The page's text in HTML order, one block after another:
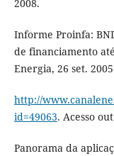
2008.
Informe Proinfa:
de financiamento
Energia, 26 set.
http://
id=49063. Acesso
Panorama da